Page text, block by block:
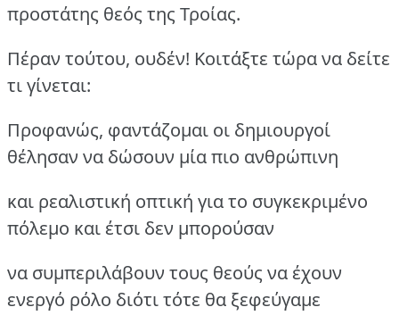
προστάτης θεός της Τροίας.
Πέραν τούτου, ουδέν! Κοιτάξτε τώρα να δείτε
τι γίνεται:
Προφανώς, φαντάζομαι οι δημιουργοί
θέλησαν να δώσουν μία πιο ανθρώπινη
και ρεαλιστική οπτική για το συγκεκριμένο
πόλεμο και έτσι δεν μπορούσαν
να συμπεριλάβουν τους θεούς να έχουν
ενεργό ρόλο διότι τότε θα ξεφεύγαμε